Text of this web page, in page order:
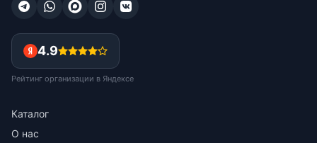
4.9
Рейтинг организации в Яндексе
Каталог
О нас